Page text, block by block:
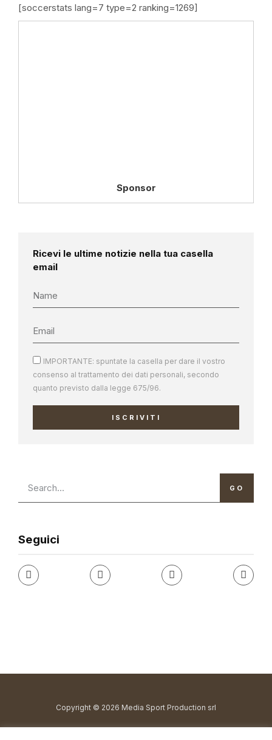
[soccerstats lang=7 type=2 ranking=1269]
Sponsor
Ricevi le ultime notizie nella tua casella
email
IMPORTANTE: spuntate la casella per dare il vostro
consenso al trattamento dei dati personali, secondo
quanto previsto dalla legge 675/96.
ISCRIVITI
GO
Seguici
Copyright © 2026 Media Sport Production srl